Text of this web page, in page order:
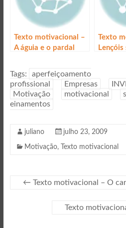
Texto motivacional –
A águia e o pardal
Texto
Lençóis
Tags:
aperfeiçoamento
profissional
Empresas
Motivação
motivacional
einamentos
juliano julho 23, 2009
Motivação, Texto motivacional
← Texto motivacional – O
Texto